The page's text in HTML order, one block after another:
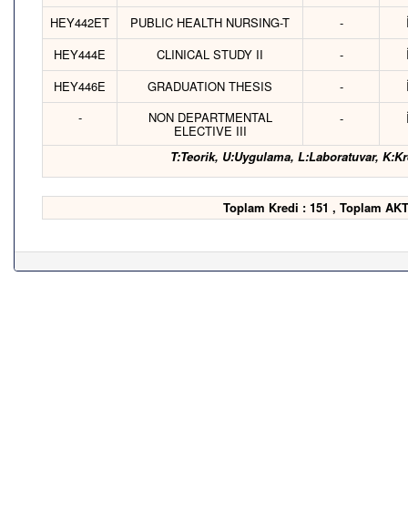
HEY442ET
PUBLIC HEALTH NURSING-T -
HEY444E
CLINICAL STUDY II -
HEY446E
GRADUATION THESIS -
-
NON DEPARTMENTAL
ELECTIVE III
-
T:Teorik, U:Uygulama, L:Laboratuvar,
Toplam Kredi : 151 , Toplam